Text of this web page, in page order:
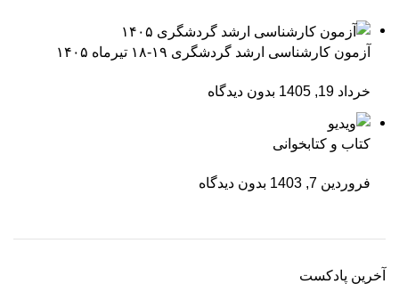
آزمون کارشناسی ارشد گردشگری ۱۹-۱۸ تیرماه ۱۴۰۵
خرداد 19, 1405 بدون دیدگاه
کتاب و کتابخوانی
فروردین 7, 1403 بدون دیدگاه
آخرین پادکست